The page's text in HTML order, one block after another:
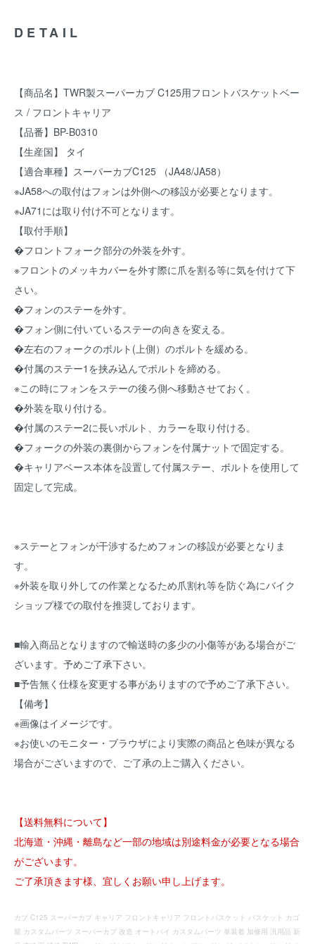
DETAIL
【商品名】TWR製スーパーカブ C125用フロントバスケットベー
ス / フロントキャリア
【品番】BP-B0310
【生産国】 タイ
【適合車種】スーパーカブC125 （JA48/JA58）
※JA58への取付はフォンは外側への移設が必要となります。
※JA71には取り付け不可となります。
【取付手順】
�フロントフォーク部分の外装を外す。
※フロントのメッキカバーを外す際に爪を割る等に気を付けて下
さい。
�フォンのステーを外す。
�フォン側に付いているステーの向きを変える。
�左右のフォークのボルト(上側）のボルトを緩める。
�付属のステー1を挟み込んでボルトを締める。
※この時にフォンをステーの後ろ側へ移動させておく。
�外装を取り付ける。
�付属のステー2に長いボルト、カラーを取り付ける。
�フォークの外装の裏側からフォンを付属ナットで固定する。
�キャリアベース本体を設置して付属ステー、ボルトを使用して
固定して完成。
※ステーとフォンが干渉するためフォンの移設が必要となりま
す。
※外装を取り外しての作業となるため爪割れ等を防ぐ為にバイク
ショップ様での取付を推奨しております。
■輸入商品となりますので輸送時の多少の小傷等がある場合がご
ざいます。予めご了承下さい。
■予告無く仕様を変更する事がありますので予めご了承下さい。
【備考】
※画像はイメージです。
※お使いのモニター・ブラウザにより実際の商品と色味が異なる
場合がございますので、ご了承の上ご購入ください。
【送料無料について】
北海道・沖縄・離島など一部の地域は別途料金が必要となる場合
がございます。
ご了承頂きます様、宜しくお願い申し上げます。
カブ C125 スーパーカブ キャリア フロントキャリア フロントバスケット バスケット カゴ
籠 カスタムパーツ スーパーカブ 改造 オートバイ カスタムパーツ 単装着 加修用 汎用品 新